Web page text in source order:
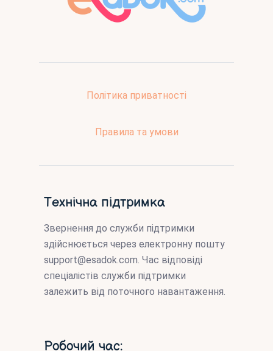
Політика приватності
Правила та умови
Технічна підтримка
Звернення до служби підтримки
здійснюється через електронну пошту
support@esadok.com . Час відповіді
спеціалістів служби підтримки
залежить від поточного навантаження.
Робочий час: